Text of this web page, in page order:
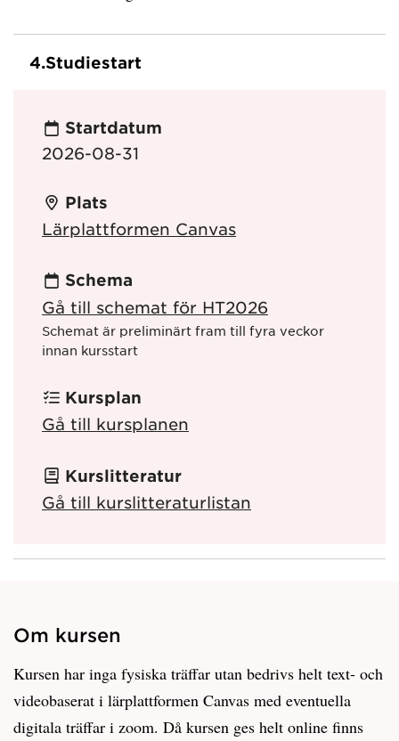
4.Studiestart
Startdatum
2026-08-31
Plats
Lärplattformen Canvas
Schema
Gå till schemat för HT2026
Schemat är preliminärt fram till fyra veckor
innan kursstart
Kursplan
Gå till kursplanen
Kurslitteratur
Gå till kurslitteraturlistan
Om kursen
Kursen har inga fysiska träffar utan bedrivs helt text- och
videobaserat i lärplattformen Canvas med eventuella
digitala träffar i zoom. Då kursen ges helt online finns